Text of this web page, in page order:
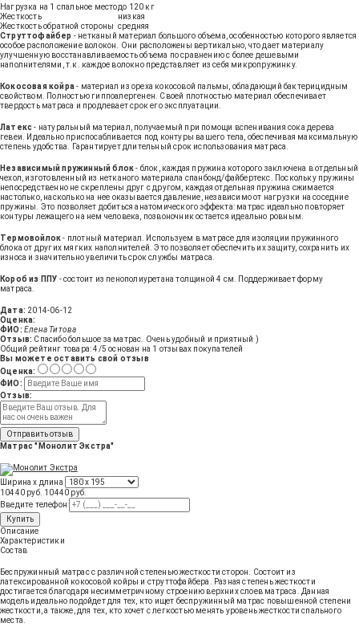
Нагрузка на 1 спальное местодо 120 кг
Жесткость
низкая
Жесткость обратной стороны средняя
Струттофайбер - нетканый материал большого объема, особенностью которого является
особое расположение волокон. Они расположены вертикально, что дает материалу
улучшенную восстанавливаемость объема по сравнению с более дешевыми
наполнителями, т.к. каждое волокно представляет из себя микропружинку.
Кокосовая койра- материал из ореха кокосовой пальмы, обладающий бактерицидным
свойством. Полностью гиппоалергенен. Своей плотностью материал обеспечивает
твердость матраса и продлевает срок его эксплуатации.
Латекс - натуральный материал, получаемый при помощи вспенивания сока дерева
гевеи. Идеально приспосабливается под контуры вашего тела, обеспечивая максимальную
степень удобства. Гарантирует длительный срок использования матраса.
Независимый пружинный блок- блок, каждая пружина которого заключена в отдельный
чехол, изготовленный из нетканого материала спанбонд/файбертекс. Поскольку пружины
непосредственно не скреплены друг с другом, каждая отдельная пружина сжимается
настолько, насколько на нее оказывается давление, независимо от нагрузки на соседние
пружины. Это позволяет добиться анатомического эффекта: матрас идеально повторяет
контуры лежащего на нем человека, позвоночник остается идеально ровным.
Термовойлок- плотный материал. Используем в матрасе для изоляции пружинного
блока от других мягких наполнителей. Это позволяет обеспечить их защиту, сохранить их
износа и значительно увеличить срок службы матраса.
Короб из ППУ - состоит из пенополиуретана толщиной 4 см. Поддерживает форму
матраса.
Дата: 2014-06-12
Оценка:
ФИО: Елена Титова
Отзыв: Спасибо большое за матрас. Очень удобный и приятный )
Общий рейтинг товара:4/5 основан на 1 отзывах покупателей
Вы можете оставить свой отзыв
Оценка:
ФИО:
Отзыв:
Отправить отзыв
Матрас "Монолит Экстра"
Ширина х длина
10440 руб. 10440 руб.
Введите телефон
Купить
Описание
Характеристики
Состав
Беспружинный матрас с различной степенью жесткости сторон. Состоит из
латексированной кокосовой койры и струттофайбера. Разная степень жесткости
достигается благодаря несимметричному строению верхних слоев матраса. Данная
модель идеально подойдет для тех, кто ищет беспружинный матрас повышенной степени
жесткости, а также, для тех, кто хочет с легкостью менять уровень жесткости спального
места.